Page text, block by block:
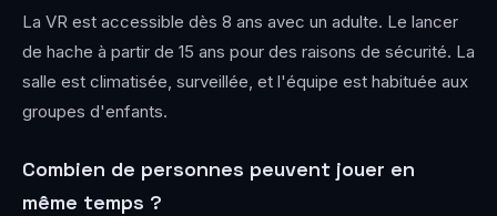
La VR est accessible dès 8 ans avec un adulte. Le lancer
de hache à partir de 15 ans pour des raisons de sécurité. La
salle est climatisée, surveillée, et l'équipe est habituée aux
groupes d'enfants.
Combien de personnes peuvent jouer en
même temps ?